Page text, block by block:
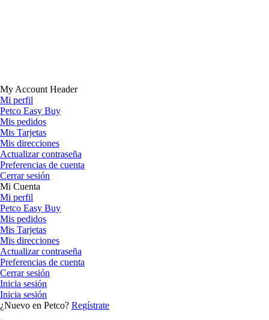
My Account Header
Mi perfil
Petco Easy Buy
Mis pedidos
Mis Tarjetas
Mis direcciones
Actualizar contraseña
Preferencias de cuenta
Cerrar sesión
Mi Cuenta
Mi perfil
Petco Easy Buy
Mis pedidos
Mis Tarjetas
Mis direcciones
Actualizar contraseña
Preferencias de cuenta
Cerrar sesión
Inicia sesión
Inicia sesión
¿Nuevo en Petco? Regístrate